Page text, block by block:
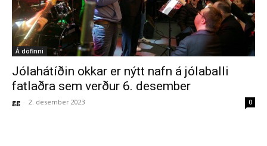
Á döfinni
Jólahátíðin okkar er nýtt nafn á jólaballi
fatlaðra sem verður 6. desember
gg - 2. desember 2023 0